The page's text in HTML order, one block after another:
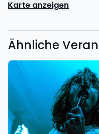
Karte anzeigen
Ähnliche